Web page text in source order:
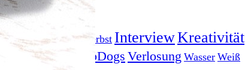
Getestet Gewinner Herbst InterviewKreativität
Streetfotografie TopDogs Verlosung Wasser Weiß